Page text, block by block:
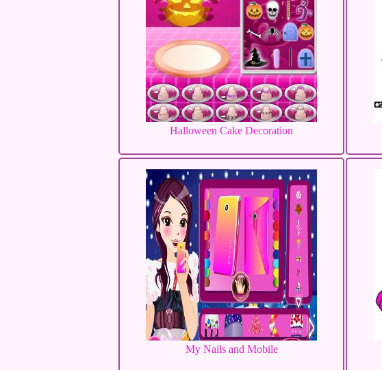
Halloween Cake Decoration
My Nails and Mobile